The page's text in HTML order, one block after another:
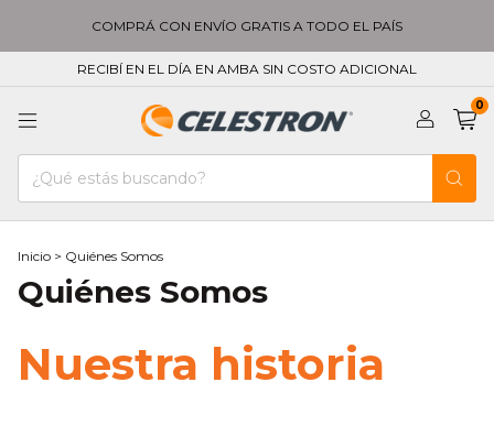
COMPRÁ CON ENVÍO GRATIS A TODO EL PAÍS
RECIBÍ EN EL DÍA EN AMBA SIN COSTO ADICIONAL
0
Inicio > Quiénes Somos
Quiénes Somos
Nuestra historia